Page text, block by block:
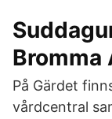
Bromma
På Gärdet
vårdcentral